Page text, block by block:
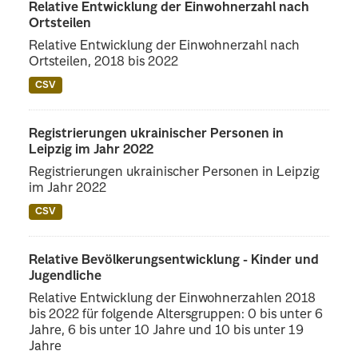
Relative Entwicklung der Einwohnerzahl nach
Ortsteilen
Relative Entwicklung der Einwohnerzahl nach
Ortsteilen, 2018 bis 2022
CSV
Registrierungen ukrainischer Personen in
Leipzig im Jahr 2022
Registrierungen ukrainischer Personen in Leipzig
im Jahr 2022
CSV
Relative Bevölkerungsentwicklung - Kinder und
Jugendliche
Relative Entwicklung der Einwohnerzahlen 2018
bis 2022 für folgende Altersgruppen: 0 bis unter 6
Jahre, 6 bis unter 10 Jahre und 10 bis unter 19
Jahre